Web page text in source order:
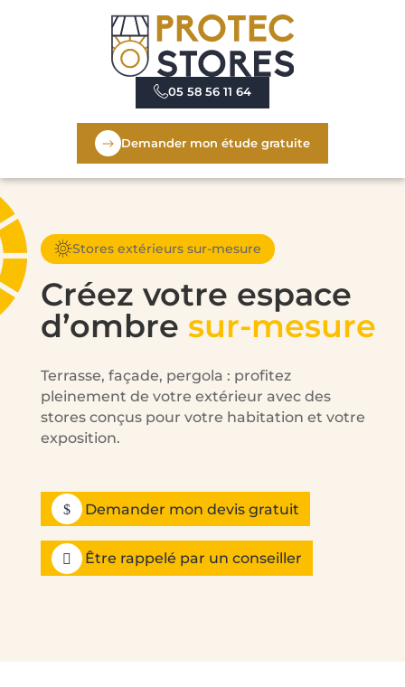
05 58 56 11 64
Demander mon étude gratuite
Stores extérieurs sur-mesure
Créez votre espace
d’ombre sur-mesure
Terrasse, façade, pergola : profitez
pleinement de votre extérieur avec des
stores conçus pour votre habitation et votre
exposition.
Demander mon devis gratuit
Être rappelé par un conseiller